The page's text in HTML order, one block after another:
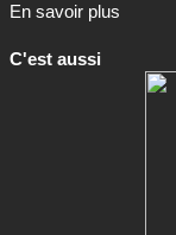
En savoir plus
C'est aussi